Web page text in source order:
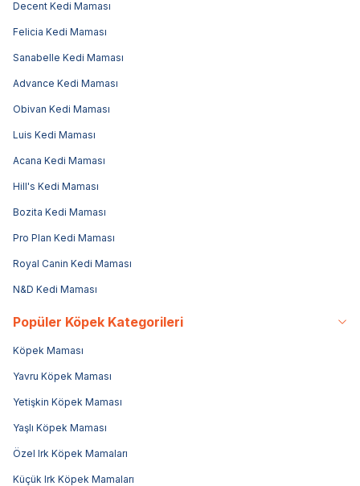
Decent Kedi Maması
Felicia Kedi Maması
Sanabelle Kedi Maması
Advance Kedi Maması
Obivan Kedi Maması
Luis Kedi Maması
Acana Kedi Maması
Hill's Kedi Maması
Bozita Kedi Maması
Pro Plan Kedi Maması
Royal Canin Kedi Maması
N&D Kedi Maması
Popüler Köpek Kategorileri
Köpek Maması
Yavru Köpek Maması
Yetişkin Köpek Maması
Yaşlı Köpek Maması
Özel Irk Köpek Mamaları
Küçük Irk Köpek Mamaları